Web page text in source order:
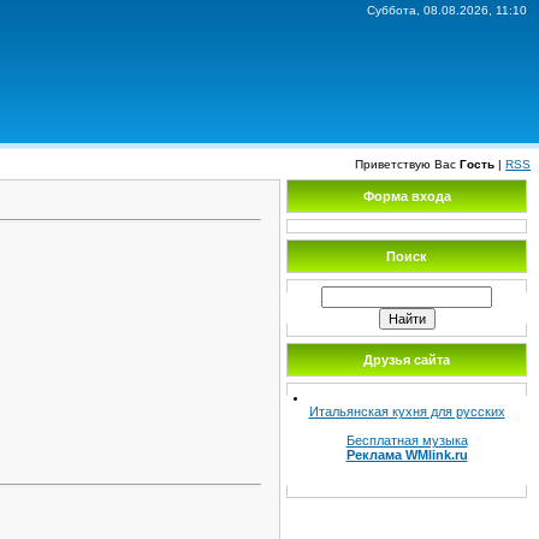
Суббота, 08.08.2026, 11:10
Приветствую Вас Гость | RSS
Форма входа
Поиск
Друзья сайта
Итальянская кухня для русских
Бесплатная музыка
Реклама WMlink.ru